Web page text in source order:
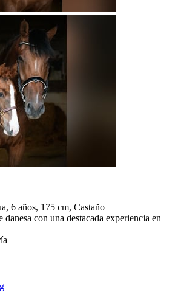
6 años, 175 cm, Castaño
danesa con una destacada experiencia en